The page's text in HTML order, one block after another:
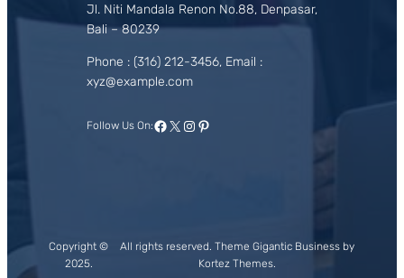
Jl. Niti Mandala Renon No.88, Denpasar,
Bali – 80239
Phone : (316) 212-3456, Email :
xyz@example.com
Follow Us On:Facebook
X Instagram
Pinterest
Copyright ©
2025.
All rights reserved. Theme Gigantic Business by
Kortez Themes.